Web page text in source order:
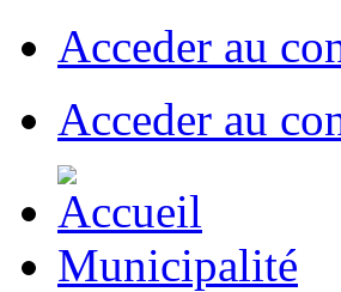
Acceder au
Acceder au
Municipalité